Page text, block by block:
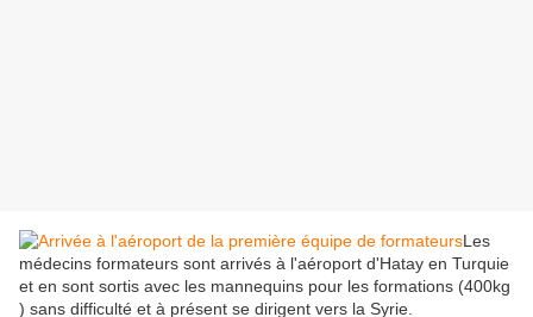
Les
médecins formateurs sont arrivés à l'aéroport d'Hatay en Turquie
et en sont sortis avec les mannequins pour les formations (400kg
) sans difficulté et à présent se dirigent vers la Syrie.